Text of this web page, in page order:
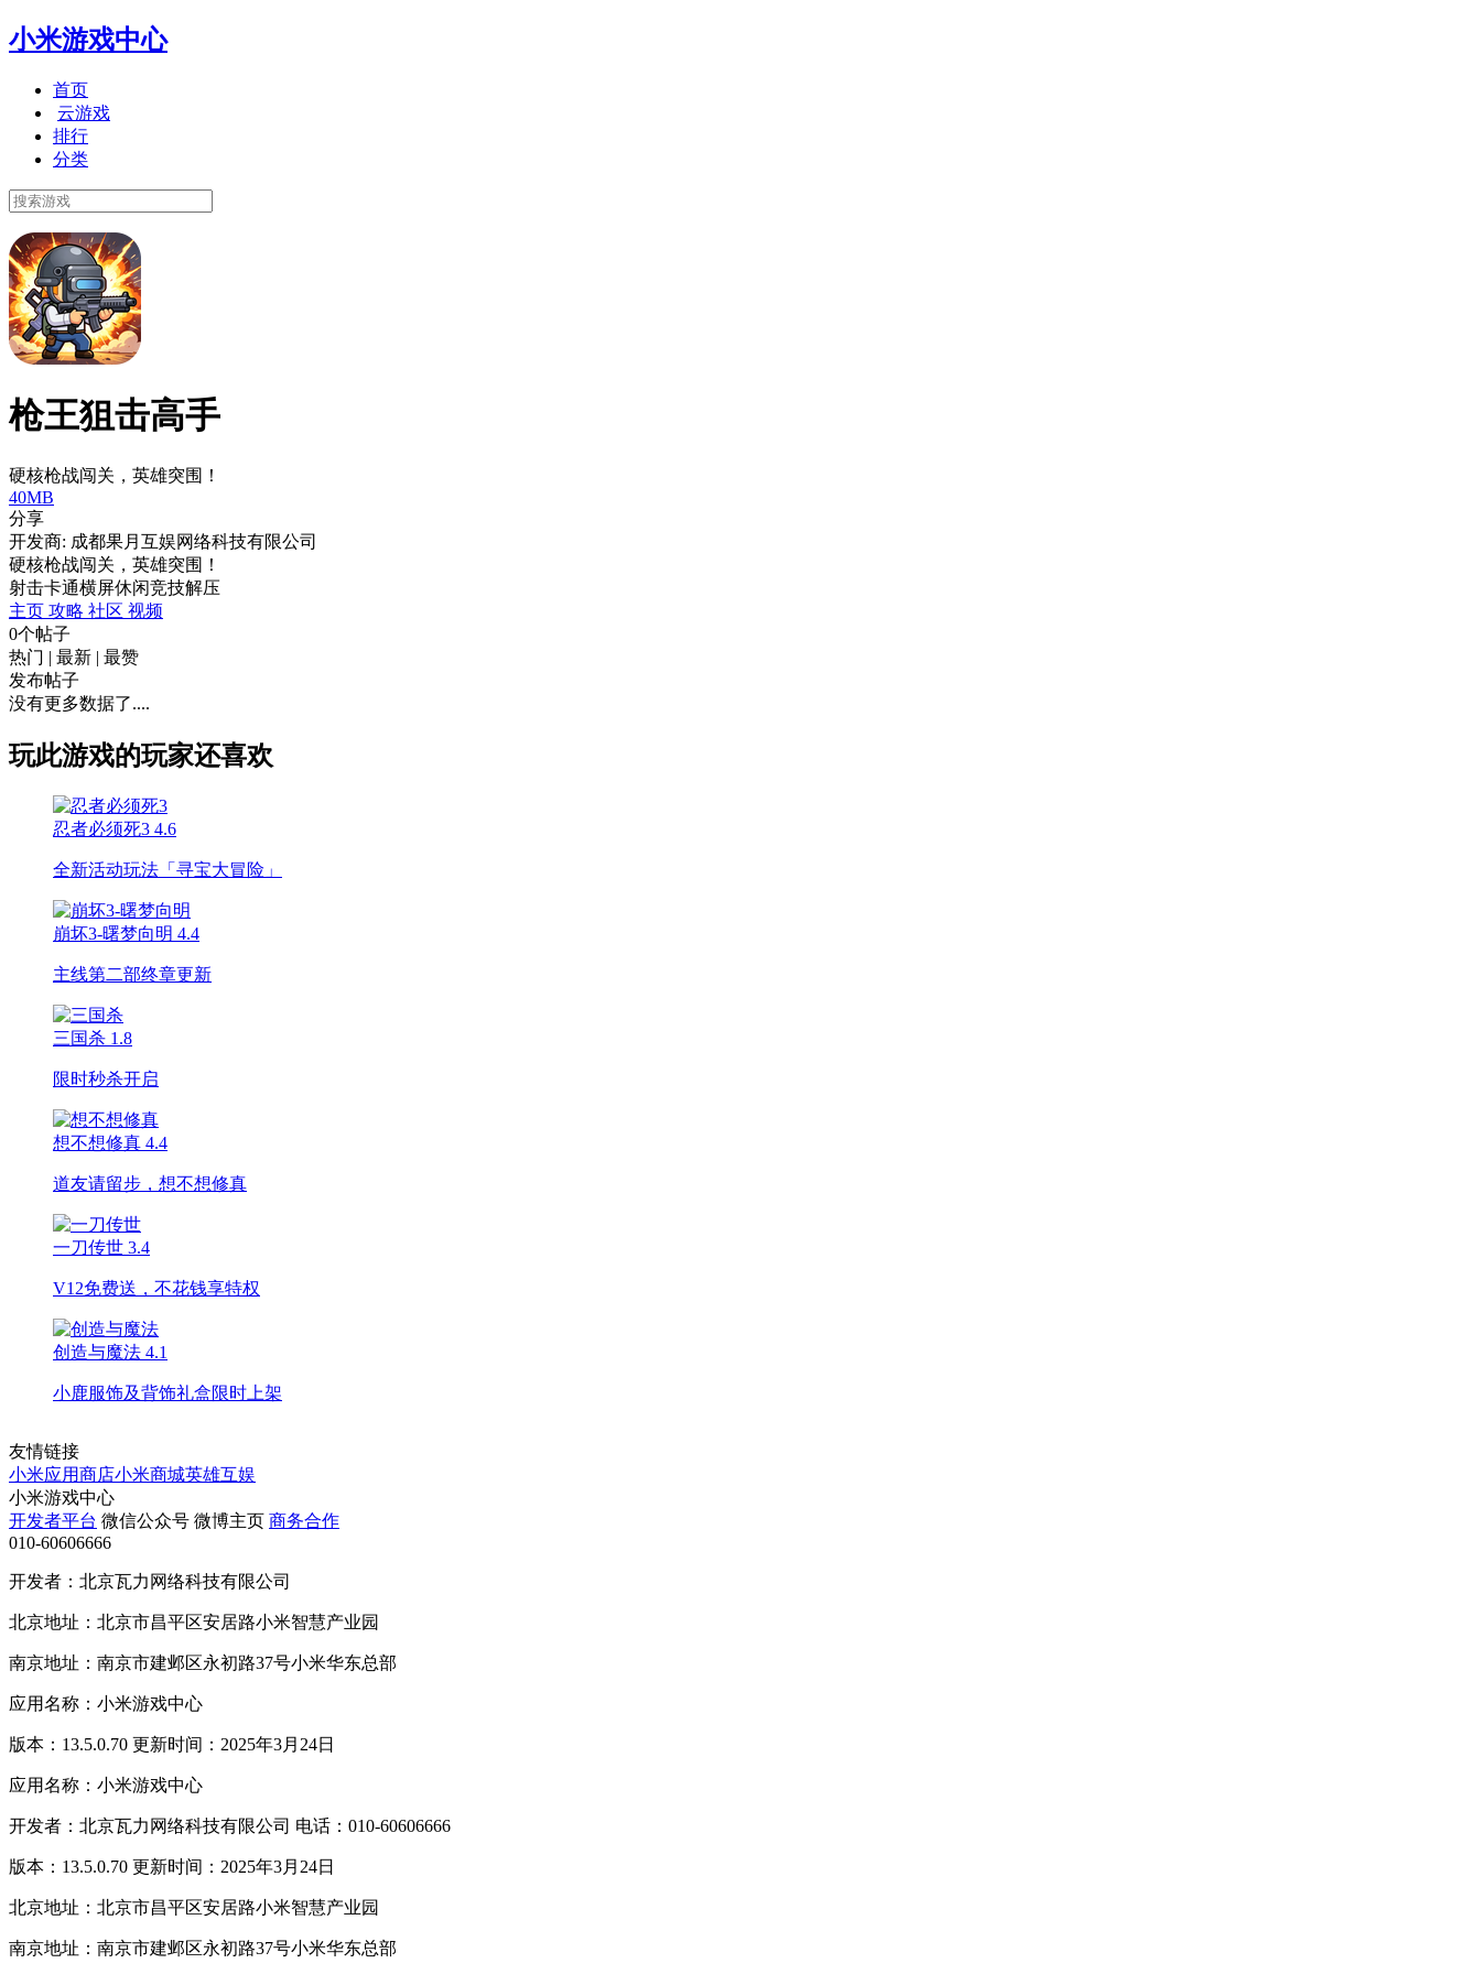
小米游戏中心
首页
云游戏
排行
分类
枪王狙击高手
硬核枪战闯关，英雄突围！
40MB
分享
开发商: 成都果月互娱网络科技有限公司
硬核枪战闯关，英雄突围！
射击卡通横屏休闲竞技解压
主页 攻略 社区 视频
0个帖子
热门 | 最新 | 最赞
发布帖子
没有更多数据了....
玩此游戏的玩家还喜欢
忍者必须死3 4.6
全新活动玩法「寻宝大冒险」
崩坏3-曙梦向明 4.4
主线第二部终章更新
三国杀 1.8
限时秒杀开启
想不想修真 4.4
道友请留步，想不想修真
一刀传世 3.4
V12免费送，不花钱享特权
创造与魔法 4.1
小鹿服饰及背饰礼盒限时上架
友情链接
小米应用商店小米商城英雄互娱
小米游戏中心
开发者平台 微信公众号 微博主页 商务合作
010-60606666
开发者：北京瓦力网络科技有限公司
北京地址：北京市昌平区安居路小米智慧产业园
南京地址：南京市建邺区永初路37号小米华东总部
应用名称：小米游戏中心
版本：13.5.0.70 更新时间：2025年3月24日
应用名称：小米游戏中心
开发者：北京瓦力网络科技有限公司 电话：010-60606666
版本：13.5.0.70 更新时间：2025年3月24日
北京地址：北京市昌平区安居路小米智慧产业园
南京地址：南京市建邺区永初路37号小米华东总部